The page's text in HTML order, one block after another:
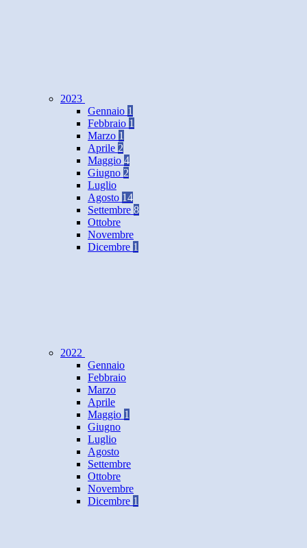
2023
Gennaio 1
Febbraio 1
Marzo 1
Aprile 2
Maggio 4
Giugno 2
Luglio
Agosto 14
Settembre 8
Ottobre
Novembre
Dicembre 1
2022
Gennaio
Febbraio
Marzo
Aprile
Maggio 1
Giugno
Luglio
Agosto
Settembre
Ottobre
Novembre
Dicembre 1